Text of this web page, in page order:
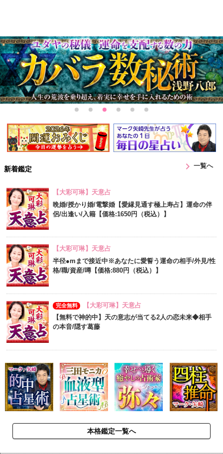
新着鑑定 chevron_right一覧へ
【大彩可琳】天意占
晩婚/授かり婚/電撃婚【愛縁見通す極上寿占】運命の伴
侶/出逢い/入籍【価格:1650円（税込）】
【大彩可琳】天意占
半径●mまで接近中※あなたに愛誓う運命の相手/外見/性
格/職/資産/噂【価格:880円（税込）】
完全無料
【大彩可琳】天意占
【無料で神的中】天の意志が当てる2人の恋未来◆相手
の本音/隠す葛藤
本格鑑定一覧へ